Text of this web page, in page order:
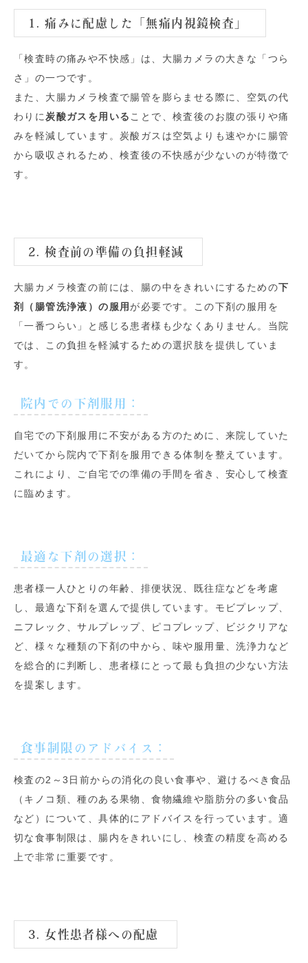
1. 痛みに配慮した「無痛内視鏡検査」
「検査時の痛みや不快感」は、大腸カメラの大きな「つら
さ」の一つです。
また、大腸カメラ検査で腸管を膨らませる際に、空気の代
わりに 炭酸ガスを用いる ことで、検査後のお腹の張りや痛
みを軽減しています。炭酸ガスは空気よりも速やかに腸管
から吸収されるため、検査後の不快感が少ないのが特徴で
す。
2. 検査前の準備の負担軽減
大腸カメラ検査の前には、腸の中をきれいにするための下
剤（腸管洗浄液）の服用が必要です。この下剤の服用を
「一番つらい」と感じる患者様も少なくありません。当院
では、この負担を軽減するための選択肢を提供していま
す。
院内での下剤服用 ：
自宅での下剤服用に不安がある方のために、来院していた
だいてから院内で下剤を服用できる体制を整えています。
これにより、ご自宅での準備の手間を省き、安心して検査
に臨めます。
最適な下剤の選択 ：
患者様一人ひとりの年齢、排便状況、既往症などを考慮
し、最適な下剤を選んで提供しています。モビプレップ、
ニフレック、サルプレップ、ピコプレップ、ビジクリアな
ど、様々な種類の下剤の中から、味や服用量、洗浄力など
を総合的に判断し、患者様にとって最も負担の少ない方法
を提案します。
食事制限のアドバイス ：
検査の2～3日前からの消化の良い食事や、避けるべき食品
（キノコ類、種のある果物、食物繊維や脂肪分の多い食品
など）について、具体的にアドバイスを行っています。適
切な食事制限は、腸内をきれいにし、検査の精度を高める
上で非常に重要です。
3. 女性患者様への配慮